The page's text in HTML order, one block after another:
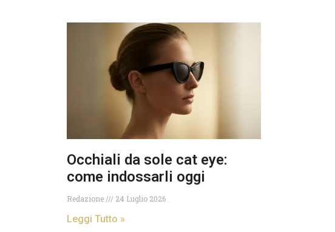
Occhiali da sole cat eye:
come indossarli oggi
Redazione 24 Luglio 2026
Leggi Tutto »